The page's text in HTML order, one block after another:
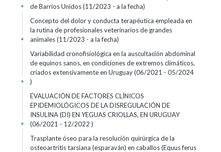
de Barrios Unidos (11/2023 - a la fecha)
+
Concepto del dolor y conducta terapéutica empleada en
la rutina de profesionales veterinarios de grandes
animales (11/2023 - a la fecha)
+
Variabilidad cronofisiológica en la auscultación abdominal
de equinos sanos, en condiciones de extremos climáticos,
criados extensivamente en Uruguay (06/2021 - 05/2024
)
+
EVALUACIÓN DE FACTORES CLÍNICOS
EPIDEMIOLÓGICOS DE LA DISREGULACIÓN DE
INSULINA (DI) EN YEGUAS CRIOLLAS, EN URUGUAY
(06/2021 - 12/2022 )
+
Trasplante óseo para la resolución quirúrgica de la
osteoartritis tarsiana (esparaván) en caballos (Equus ferus